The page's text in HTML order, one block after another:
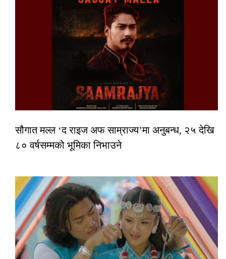
सौगात मल्ल ‘द राइज अफ साम्राज्य’मा अनुबन्ध, २५ देखि
८० वर्षसम्मको भूमिका निभाउने